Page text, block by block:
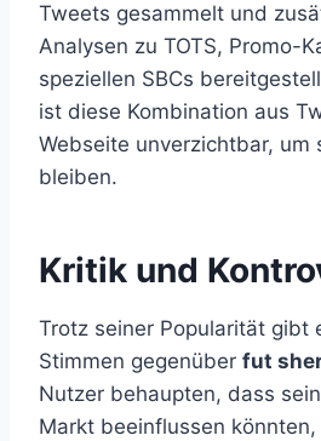
Tweets gesammelt und
Analysen zu TOTS, Promo-
speziellen SBCs
ist diese Kombination aus
Webseite unverzichtbar, um
bleiben.
Kritik und
Trotz seiner Popularität gibt
Stimmen gegenüber fut
Nutzer behaupten, dass
Markt beeinflussen